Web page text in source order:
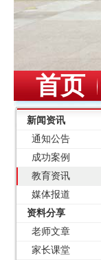
首页
新闻资讯
通知公告
成功案例
教育资讯
媒体报道
资料分享
老师文章
家长课堂